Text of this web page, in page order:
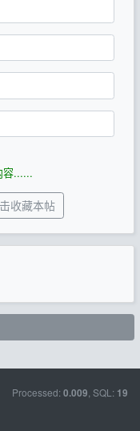
容......
收藏本帖
Processed: 0.009 , SQL: 19